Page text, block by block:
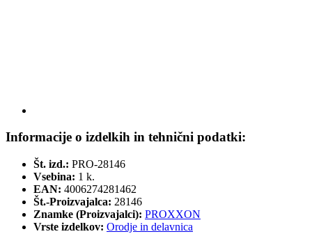
Informacije o izdelkih in tehnični podatki:
Št. izd.: PRO-28146
Vsebina: 1 k.
EAN: 4006274281462
Št.-Proizvajalca: 28146
Znamke (Proizvajalci): PROXXON
Vrste izdelkov: Orodje in delavnica